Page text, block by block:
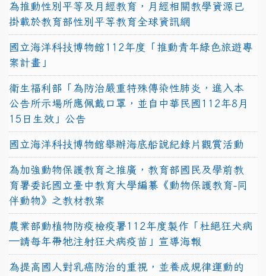
為推動性別平等及月經教育，月經相關教學資源已
掛載於教育部性別平等教育全球資訊網
國立海洋科技博物館112年度「推動青年綠色旅遊專
案計畫」
衛生福利部「為防治嚴重特殊傳染性肺炎，進入本
公告所示場所應佩戴口罩，並自中華民國112年8月
15日生效」公告
國立海洋科技博物館舉辦海底船說紀錄片觀賞活動
為加強動物保護教育之推廣，教育部國民及學前教
育署委託國立臺中教育大學編纂《動物保護教育-同
伴動物》之教材教案
農業部動植物防疫檢疫署112年度製作「杜絕狂犬病
—請每年帶牠注射狂犬病疫苗」宣導海報
為提高國人對乳癌防治的重視，並養成規律運動的